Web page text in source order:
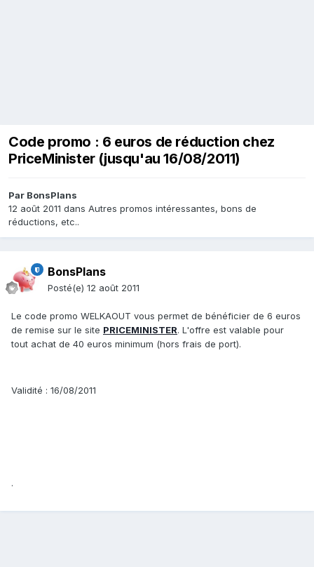
Code promo : 6 euros de réduction chez
PriceMinister (jusqu'au 16/08/2011)
Par BonsPlans
12 août 2011 dans Autres promos intéressantes, bons de
réductions, etc..
BonsPlans
Posté(e) 12 août 2011
Le code promo WELKAOUT vous permet de bénéficier de 6 euros
de remise sur le site PRICEMINISTER. L'offre est valable pour
tout achat de 40 euros minimum (hors frais de port).
Validité : 16/08/2011
.